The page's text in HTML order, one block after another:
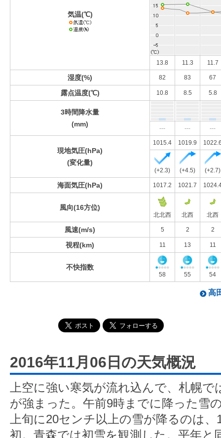
気温(℃)
13.8 11.3 11.7
湿度(%) 82 83 67
露点温度(℃) 10.8 8.5 5.8
3時間降水量
(mm)
--- --- ---
現地気圧(hPa)
(変化量)
1015.4 1019.9
(+2.3) (+4.5) (+2.7)
海面気圧(hPa) 1017.2 1021.7
風向(16方位)
北北西 北西 北西
風速(m/s) 5 2 2
視程(km) 11 13 11
不快指数
58 55 54
高
2016年11月06日の天気概況
上空に強い寒気が流れ込んで、札幌で
が強まった。午前9時までに降った雪
上旬に20センチ以上の雪が降るのは、
初。青森では初雪を観測した。平年と